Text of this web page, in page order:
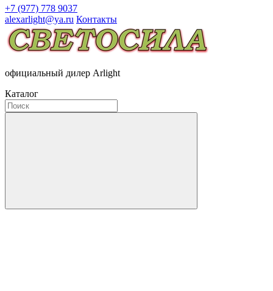
+7 (977) 778 9037
alexarlight@ya.ru Контакты
официальный дилер Arlight
Каталог